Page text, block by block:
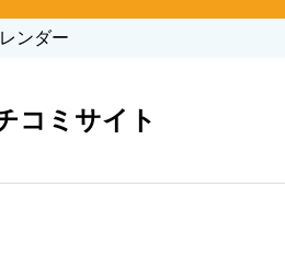
ンダー
コミサイト